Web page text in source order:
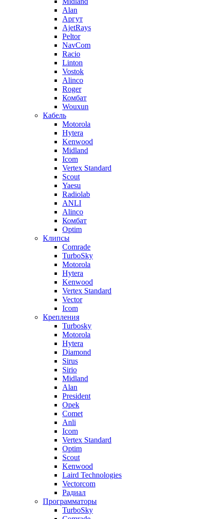
Alan
Аргут
AjetRays
Peltor
NavCom
Racio
Linton
Vostok
Alinco
Roger
Комбат
Wouxun
Кабель
Motorola
Hytera
Kenwood
Midland
Icom
Vertex Standard
Scout
Yaesu
Radiolab
ANLI
Alinco
Комбат
Optim
Клипсы
Comrade
TurboSky
Motorola
Hytera
Kenwood
Vertex Standard
Vector
Icom
Крепления
Turbosky
Motorola
Hytera
Diamond
Sirus
Sirio
Midland
Alan
President
Opek
Comet
Anli
Icom
Vertex Standard
Optim
Scout
Kenwood
Laird Technologies
Vectorcom
Радиал
Программаторы
TurboSky